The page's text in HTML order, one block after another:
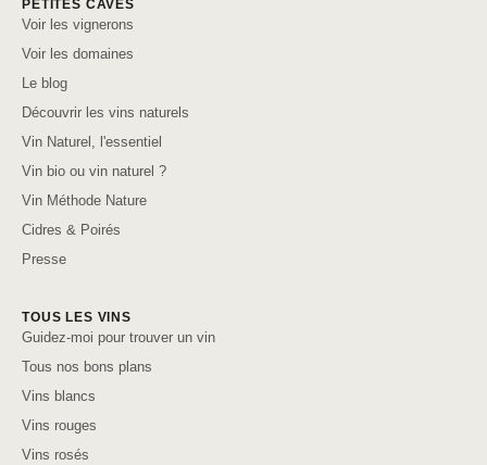
PETITES CAVES
Voir les vignerons
Voir les domaines
Le blog
Découvrir les vins naturels
Vin Naturel, l'essentiel
Vin bio ou vin naturel ?
Vin Méthode Nature
Cidres & Poirés
Presse
TOUS LES VINS
Guidez-moi pour trouver un vin
Tous nos bons plans
Vins blancs
Vins rouges
Vins rosés